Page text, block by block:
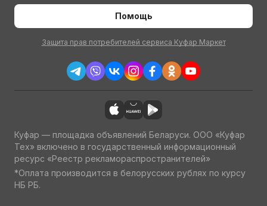
Помощь
Защита прав потребителей сервиса Куфар Маркет
Куфар — площадка объявлений Беларуси. ООО «Куфар
Тех» включено в государственный информационный
ресурс «Реестр рекламораспространителей»
*Оплата производится в белорусских рублях по курсу
НБ РБ.